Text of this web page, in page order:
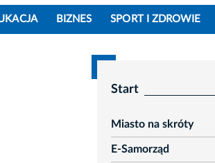
BIZNES SPORT I ZDROWIE
Start
Miasto na skróty
rozwiń
E-Samorząd
rozwiń